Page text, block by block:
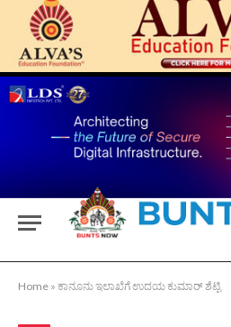
Home » ಕಾನೂನು ಇಲಾಖೆಗೆ ಉದಯ ಕುಮಾರ್ ಶೆಟ್ಟಿ